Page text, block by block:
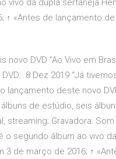
vivo da dupla sertaneja
«Antes de lançamento
novo DVD "Ao Vivo em
8 Dez 2019 “Já
lançamento deste novo
de estúdio, seis
streaming; Gravadora: Som
segundo álbum ao vivo
3 de março de 2016; ↑